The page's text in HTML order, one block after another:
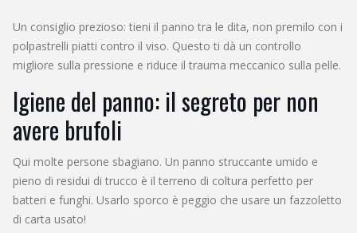
Un consiglio prezioso: tieni il panno tra le dita, non premilo con i
polpastrelli piatti contro il viso. Questo ti dà un controllo
migliore sulla pressione e riduce il trauma meccanico sulla pelle.
Igiene del panno: il segreto per non
avere brufoli
Qui molte persone sbagiano. Un panno struccante umido e
pieno di residui di trucco è il terreno di coltura perfetto per
batteri e funghi. Usarlo sporco è peggio che usare un fazzoletto
di carta usato!